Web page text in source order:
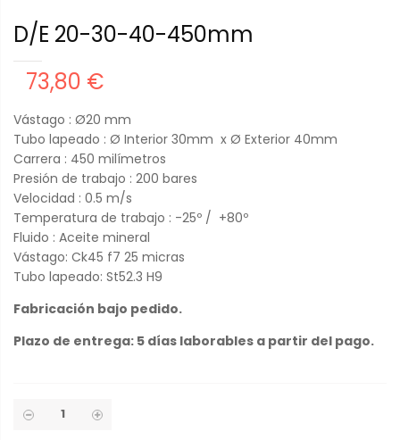
D/E 20-30-40-450mm
73,80 €
Vástago : Ø20 mm
Tubo lapeado : Ø Interior 30mm x Ø Exterior 40mm
Carrera : 450 milímetros
Presión de trabajo : 200 bares
Velocidad : 0.5 m/s
Temperatura de trabajo : -25º / +80º
Fluido : Aceite mineral
Vástago: Ck45 f7 25 micras
Tubo lapeado: St52.3 H9
Fabricación bajo pedido.
Plazo de entrega: 5 días laborables a partir del pago.